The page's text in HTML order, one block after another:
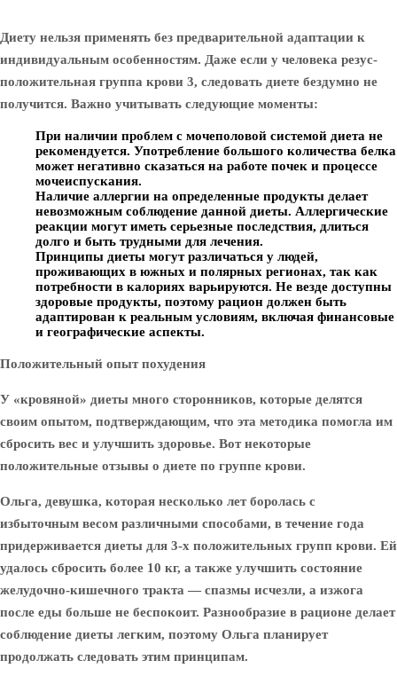
Диету нельзя применять без предварительной адаптации к
индивидуальным особенностям. Даже если у человека резус-
положительная группа крови 3, следовать диете бездумно не
получится. Важно учитывать следующие моменты:
При наличии проблем с мочеполовой системой диета не
рекомендуется. Употребление большого количества белка
может негативно сказаться на работе почек и процессе
мочеиспускания.
Наличие аллергии на определенные продукты делает
невозможным соблюдение данной диеты. Аллергические
реакции могут иметь серьезные последствия, длиться
долго и быть трудными для лечения.
Принципы диеты могут различаться у людей,
проживающих в южных и полярных регионах, так как
потребности в калориях варьируются. Не везде доступны
здоровые продукты, поэтому рацион должен быть
адаптирован к реальным условиям, включая финансовые
и географические аспекты.
Положительный опыт похудения
У «кровяной» диеты много сторонников, которые делятся
своим опытом, подтверждающим, что эта методика помогла им
сбросить вес и улучшить здоровье. Вот некоторые
положительные отзывы о диете по группе крови.
Ольга, девушка, которая несколько лет боролась с
избыточным весом различными способами, в течение года
придерживается диеты для 3-х положительных групп крови. Ей
удалось сбросить более 10 кг, а также улучшить состояние
желудочно-кишечного тракта — спазмы исчезли, а изжога
после еды больше не беспокоит. Разнообразие в рационе делает
соблюдение диеты легким, поэтому Ольга планирует
продолжать следовать этим принципам.